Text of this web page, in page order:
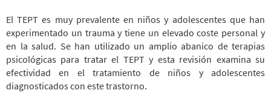
El TEPT es muy prevalente en niños y adolescentes que han
experimentado un trauma y tiene un elevado coste personal y
en la salud. Se han utilizado un amplio abanico de terapias
psicológicas para tratar el TEPT y esta revisión examina su
efectividad en el tratamiento de niños y adolescentes
diagnosticados con este trastorno.